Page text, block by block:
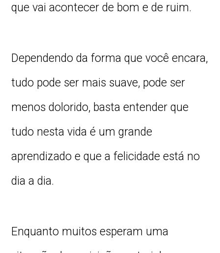
que vai acontecer de bom e de ruim.
Dependendo da forma que você encara,
tudo pode ser mais suave, pode ser
menos dolorido, basta entender que
tudo nesta vida é um grande
aprendizado e que a felicidade está no
dia a dia.
Enquanto muitos esperam uma